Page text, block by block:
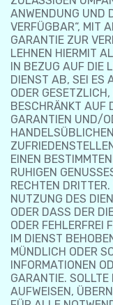
ANWENDUNG UND
VERFÜGBAR“, MIT
GARANTIE ZUR
LEHNEN HIERMIT
IN BEZUG AUF DIE
DIENST AB, SEI ES
ODER
BESCHRÄNKT AUF
GARANTIEN UND/
EINEN
RUHIGEN
RECHTEN
NUTZUNG DES
ODER DASS DER
ODER FEHLERFREI
IM DIENST
MÜNDLICH ODER
INFORMATIONEN
GARANTIE.
AUFWEISEN,